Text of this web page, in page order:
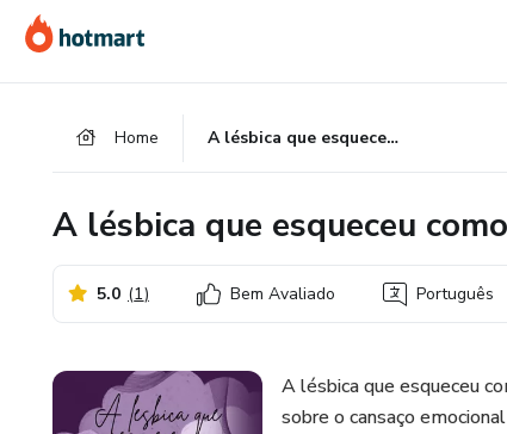
para
o
para
o
para
o
Home A lésbica que esqueceu como flertava
A lésbica que esqueceu
5.0 (1) Bem Avaliado Português
A lésbica que esqueceu
sobre o cansaço